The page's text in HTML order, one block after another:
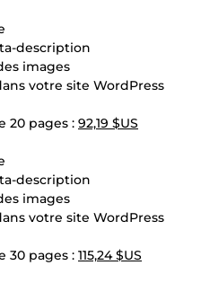
description
images
votre site WordPress
20 pages : 92,19 $US
description
images
votre site WordPress
30 pages : 115,24 $US